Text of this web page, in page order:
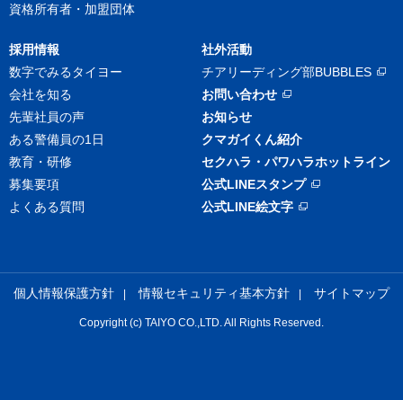
資格所有者・加盟団体
採用情報
数字でみるタイヨー
会社を知る
先輩社員の声
ある警備員の1日
教育・研修
募集要項
よくある質問
社外活動
チアリーディング部BUBBLES
お問い合わせ
お知らせ
クマガイくん紹介
セクハラ・パワハラホットライン
公式LINEスタンプ
公式LINE絵文字
個人情報保護方針 情報セキュリティ基本方針 サイトマップ
Copyright (c) TAIYO CO.,LTD. All Rights Reserved.